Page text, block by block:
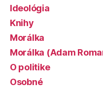
Ideológia
Knihy
Morálka
Morálka (Adam
O politike
Osobné